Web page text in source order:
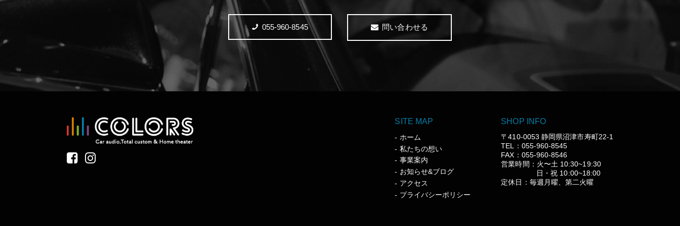
055-960-8545 問い合わせる
SITE MAP
ホーム
私たちの想い
事業案内
お知らせ&ブログ
アクセス
プライバシーポリシー
SHOP INFO
〒410-0053 静岡県沼津市寿町22-1
TEL：055-960-8545
FAX：055-960-8546
営業時間：火〜土 10:30~19:30
日・祝 10:00~18:00
定休日：毎週月曜、第二火曜